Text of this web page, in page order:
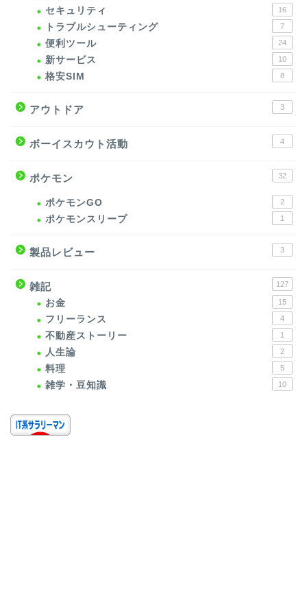
セキュリティ 16
トラブルシューティング 7
便利ツール 24
新サービス 10
格安SIM 8
アウトドア 3
ボーイスカウト活動 4
ポケモン 32
ポケモンGO 2
ポケモンスリープ 1
製品レビュー 3
雑記 127
お金 15
フリーランス 4
不動産ストーリー 1
人生論 2
料理 5
雑学・豆知識 10